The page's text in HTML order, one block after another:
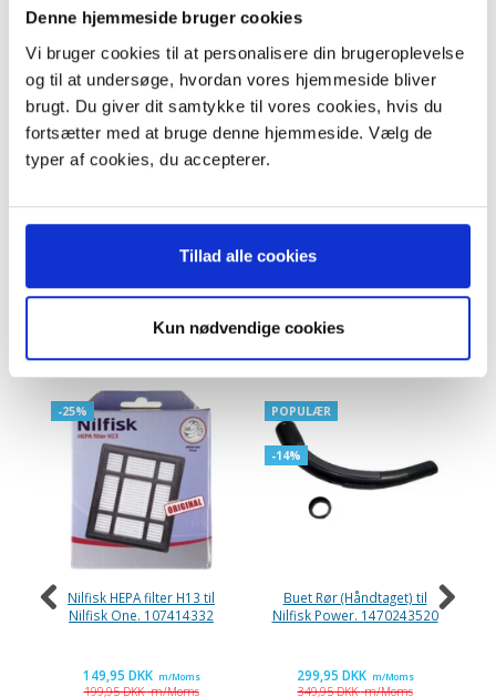
Denne hjemmeside bruger cookies
Vi bruger cookies til at personalisere din brugeroplevelse
og til at undersøge, hvordan vores hjemmeside bliver
brugt. Du giver dit samtykke til vores cookies, hvis du
fortsætter med at bruge denne hjemmeside. Vælg de
typer af cookies, du accepterer.
Tillad alle cookies
Kun nødvendige cookies
Nilfisk originale støvsugerpose af stof giver følgende fordele i
forhold til de tidligere originale støvsugerposer af papir (samt i
forhold til de ikke originale støvsugerposer):
+ 0,5 l. øget pose kapacitet
+ Stærkere sugeevne i længere tid
+ Forøget filter effektivitet - 99,5 %
ANDRE KØBTE OGSÅ
-25%
Nilfisk HEPA filter H13 til
Nilfisk One. 107414332
149,95 DKK m/Moms
199,95 DKKm/Moms
POPULÆR
-14%
Buet Rør (Håndtaget) til
Nilfisk Power. 1470243520
299,95 DKK m/Moms
349,95 DKKm/Moms